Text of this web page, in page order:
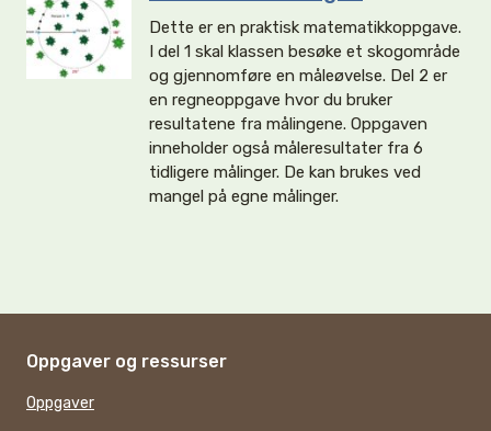
Dette er en praktisk matematikkoppgave.
I del 1 skal klassen besøke et skogområde
og gjennomføre en måleøvelse. Del 2 er
en regneoppgave hvor du bruker
resultatene fra målingene. Oppgaven
inneholder også måleresultater fra 6
tidligere målinger. De kan brukes ved
mangel på egne målinger.
Oppgaver og ressurser
Oppgaver